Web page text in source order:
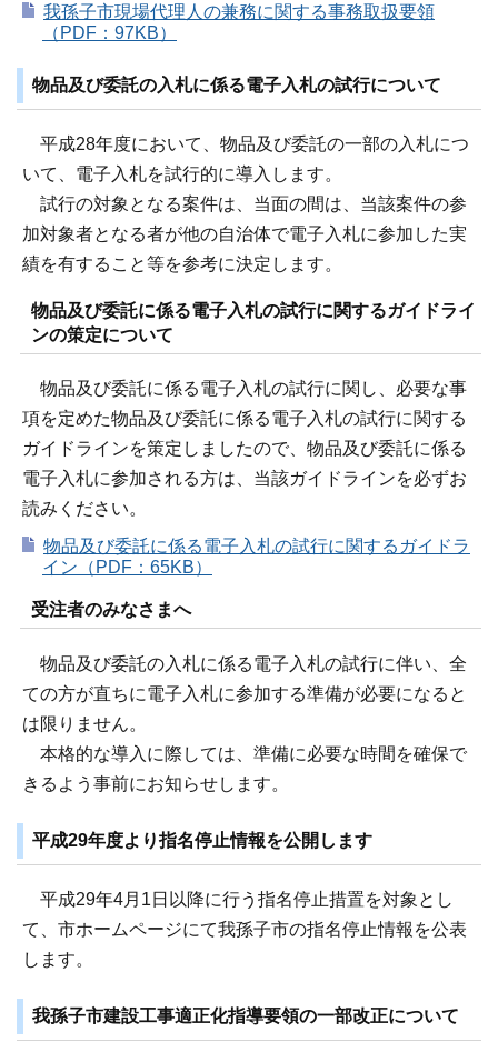
我孫子市現場代理人の兼務に関する事務取扱要領
（PDF：97KB）
物品及び委託の入札に係る電子入札の試行について
平成28年度において、物品及び委託の一部の入札につ
いて、電子入札を試行的に導入します。
試行の対象となる案件は、当面の間は、当該案件の参
加対象者となる者が他の自治体で電子入札に参加した実
績を有すること等を参考に決定します。
物品及び委託に係る電子入札の試行に関するガイドライ
ンの策定について
物品及び委託に係る電子入札の試行に関し、必要な事
項を定めた物品及び委託に係る電子入札の試行に関する
ガイドラインを策定しましたので、物品及び委託に係る
電子入札に参加される方は、当該ガイドラインを必ずお
読みください。
物品及び委託に係る電子入札の試行に関するガイドラ
イン（PDF：65KB）
受注者のみなさまへ
物品及び委託の入札に係る電子入札の試行に伴い、全
ての方が直ちに電子入札に参加する準備が必要になると
は限りません。
本格的な導入に際しては、準備に必要な時間を確保で
きるよう事前にお知らせします。
平成29年度より指名停止情報を公開します
平成29年4月1日以降に行う指名停止措置を対象とし
て、市ホームページにて我孫子市の指名停止情報を公表
します。
我孫子市建設工事適正化指導要領の一部改正について